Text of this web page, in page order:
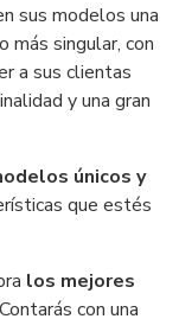
sus modelos una
más singular, con
a sus clientas
y una gran
únicos y
que estés
los mejores
con una